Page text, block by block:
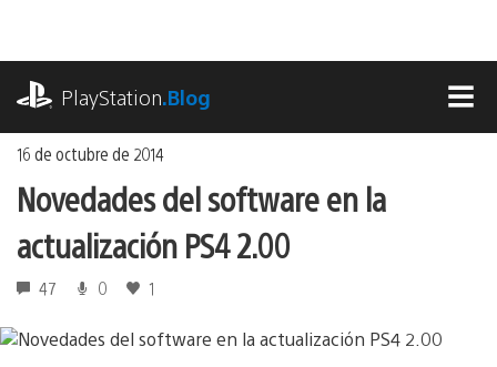
contenido
PlayStation.Blog
16 de octubre de 2014
Novedades del software en la
actualización PS4 2.00
47 0 1